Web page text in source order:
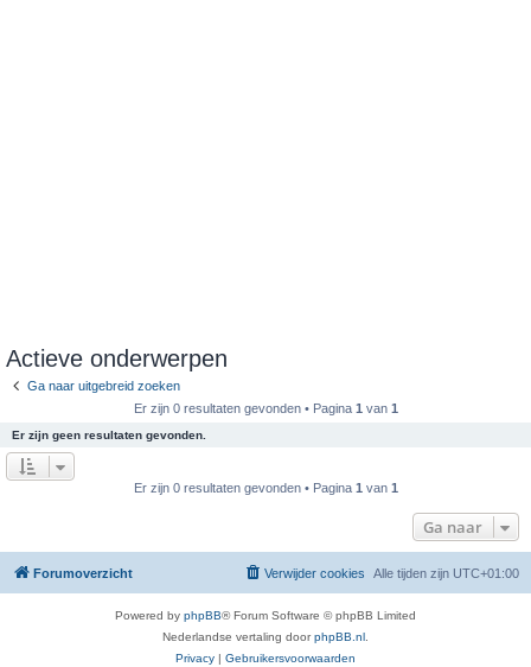
Actieve onderwerpen
Ga naar uitgebreid zoeken
Er zijn 0 resultaten gevonden • Pagina 1 van 1
Er zijn geen resultaten gevonden.
Er zijn 0 resultaten gevonden • Pagina 1 van 1
Ga naar
Forumoverzicht Alle tijden zijn UTC+01:00
Verwijder cookies
Powered by phpBB® Forum Software © phpBB Limited
Nederlandse vertaling doorphpBB.nl
Privacy | Gebruikersvoorwaarden